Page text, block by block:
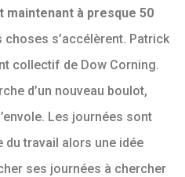
maintenant à presque 50
choses s’accélèrent. Patrick
collectif de Dow Corning.
d’un nouveau boulot,
Les journées sont
du travail alors une idée
ses journées à chercher